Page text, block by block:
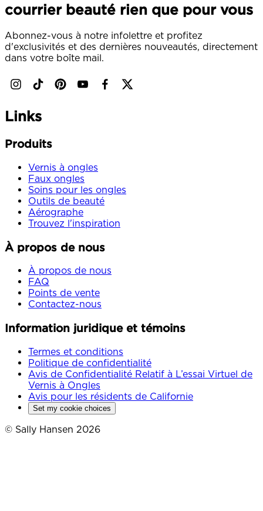
courrier beauté rien que pour vous
Abonnez-vous à notre infolettre et profitez
d'exclusivités et des dernières nouveautés, directement
dans votre boîte mail.
Links
Produits
Vernis à ongles
Faux ongles
Soins pour les ongles
Outils de beauté
Aérographe
Trouvez l'inspiration
À propos de nous
À propos de nous
FAQ
Points de vente
Contactez-nous
Information juridique et témoins
Termes et conditions
Politique de confidentialité
Avis de Confidentialité Relatif à L’essai Virtuel de
Vernis à Ongles
Avis pour les résidents de Californie
Set my cookie choices
© Sally Hansen 2026